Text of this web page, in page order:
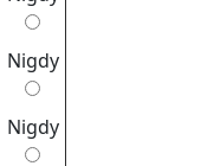
Nigdy
Nigdy